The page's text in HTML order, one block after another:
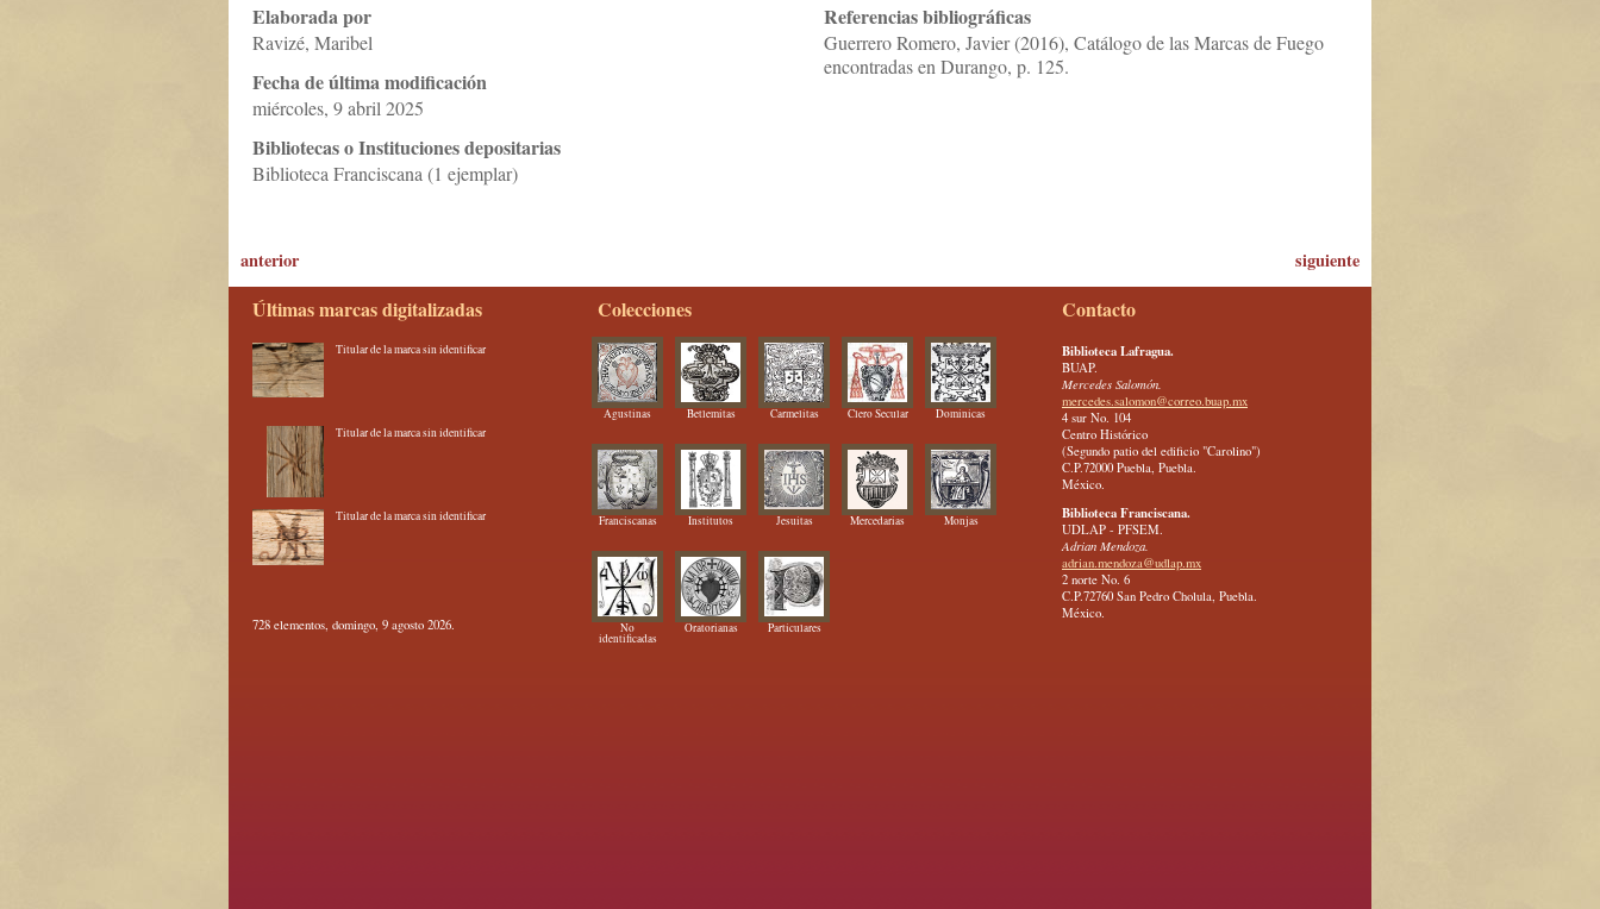
Elaborada por
Ravizé, Maribel
Fecha de última modificación
miércoles, 9 abril 2025
Bibliotecas o Instituciones depositarias
Biblioteca Franciscana (1 ejemplar)
Referencias bibliográficas
Guerrero Romero, Javier (2016), Catálogo de las Marcas de Fuego
encontradas en Durango, p. 125.
anterior siguiente
Últimas marcas digitalizadas
Titular de la marca sin identificar
Titular de la marca sin identificar
Titular de la marca sin identificar
728 elementos, domingo, 9 agosto 2026.
Colecciones
Agustinas Betlemitas Carmelitas Clero Secular Dominicas
Franciscanas Institutos Jesuitas Mercedarias Monjas
No
identificadas
Oratorianas Particulares
Contacto
Biblioteca Lafragua.
BUAP.
Mercedes Salomón.
mercedes.salomon@correo.buap.mx
4 sur No. 104
Centro Histórico
(Segundo patio del edificio "Carolino")
C.P.72000 Puebla, Puebla.
México.
Biblioteca Franciscana.
UDLAP - PFSEM.
Adrian Mendoza.
adrian.mendoza@udlap.mx
2 norte No. 6
C.P.72760 San Pedro Cholula, Puebla.
México.